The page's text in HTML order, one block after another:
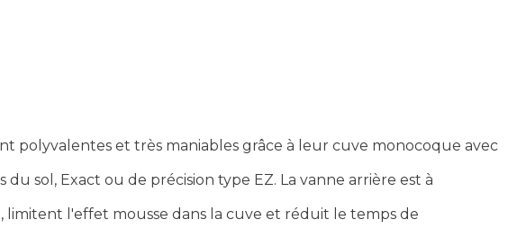
polyvalentes et très maniables grâce à leur cuve monocoque avec
sol, Exact ou de précision type EZ. La vanne arrière est à
l'effet mousse dans la cuve et réduit le temps de